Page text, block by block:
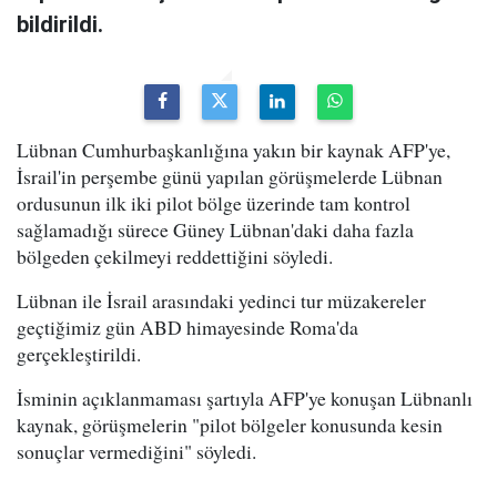
bildirildi.
Lübnan Cumhurbaşkanlığına yakın bir kaynak AFP'ye,
İsrail'in perşembe günü yapılan görüşmelerde Lübnan
ordusunun ilk iki pilot bölge üzerinde tam kontrol
sağlamadığı sürece Güney Lübnan'daki daha fazla
bölgeden çekilmeyi reddettiğini söyledi.
Lübnan ile İsrail arasındaki yedinci tur müzakereler
geçtiğimiz gün ABD himayesinde Roma'da
gerçekleştirildi.
İsminin açıklanmaması şartıyla AFP'ye konuşan Lübnanlı
kaynak, görüşmelerin "pilot bölgeler konusunda kesin
sonuçlar vermediğini" söyledi.